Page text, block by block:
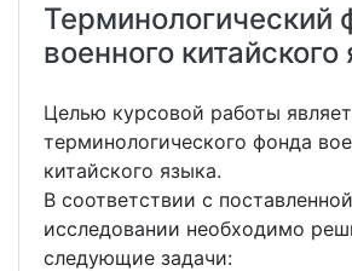
Терминологический
военного китайского
Целью курсовой работы
терминологического фонда
китайского языка.
В соответствии с
исследовании необходимо
следующие задачи: